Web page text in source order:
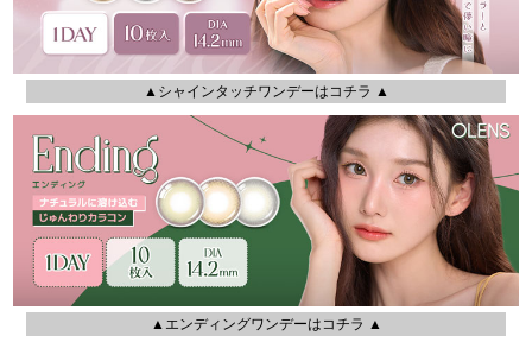
▲シャインタッチワンデーはコチラ ▲
▲エンディングワンデーはコチラ ▲